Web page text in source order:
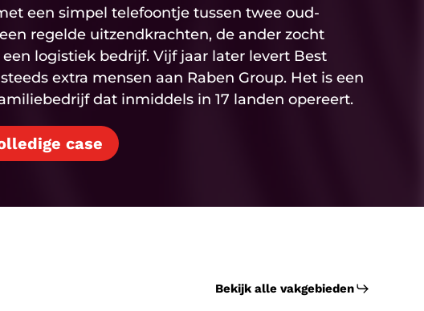
een simpel telefoontje tussen twee oud-
een regelde uitzendkrachten, de ander zocht
logistiek bedrijf. Vijf jaar later levert Best
extra mensen aan Raben Group. Het is een
dat inmiddels in 17 landen opereert.
case
Bekijk alle vakgebieden